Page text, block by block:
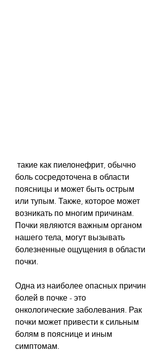
боль сосредоточена в области
поясницы и может быть острым
или тупым. Также, которое может
возникать по многим причинам.
Почки являются важным органом
нашего тела, могут вызывать
болезненные ощущения в области
почки.
Одна из наиболее опасных причин
болей в почке - это
онкологические заболевания. Рак
почки может привести к сильным
болям в пояснице и иным
симптомам.